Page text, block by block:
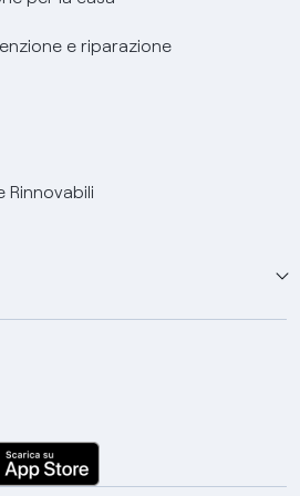
e riparazione
Rinnovabili